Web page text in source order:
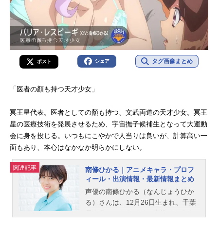
ポスト シェア タグ画像まとめ
「医者の顏も持つ天才少女」
冥王星代表。医者としての顏も持つ、文武両道の天才少女。冥王
星の医療技術を発展させるため、宇宙撫子候補生となって大運動
会に身を投じる。いつもにこやかで人当りは良いが、計算高い一
面もあり、本心はなかなか明らかにしない。
関連記事
南條ひかる｜アニメキャラ・プロフ
ィール・出演情報・最新情報まとめ
声優の南條ひかる（なんじょうひか
る）さんは、12月26日生まれ、千葉